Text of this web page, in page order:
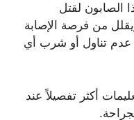
لقتل
من فرصة الإصابة
عدم تناول أو شرب أي
أكثر تفصيلاً عند